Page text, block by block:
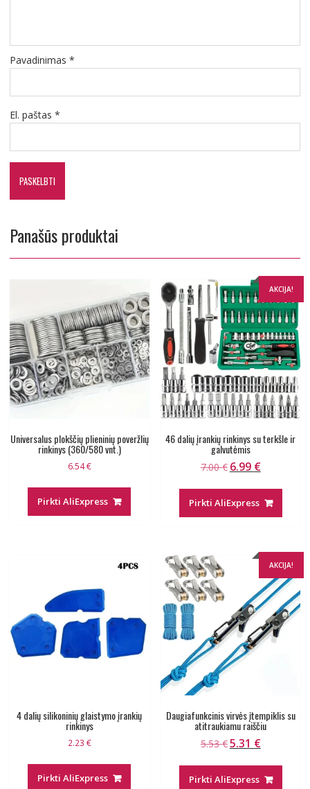
Pavadinimas *
El. paštas *
Panašūs produktai
Universalus plokščių plieninių poveržlių
rinkinys (360/580 vnt.)
6.54€
Pirkti AliExpress
AKCIJA!
46 dalių įrankių rinkinys su terkšle ir
galvutėmis
7.00€ Original
7.00 €.
6.99 €Current
6.99 €.
Pirkti AliExpress
4 dalių silikoninių glaistymo įrankių
rinkinys
2.23 €
Pirkti AliExpress
AKCIJA!
Daugiafunkcinis virvės įtempiklis su
atitraukiamu raiščiu
5.53€Original
5.31 €Current
Pirkti AliExpress